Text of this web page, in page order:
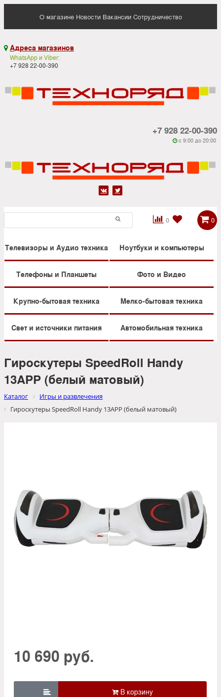
О магазине Новости Вакансии Сотрудничество
 Адреса магазинов
WhatsApp и Viber:
+7 928 22-00-390
+7 928 22-00-390
 c 9:00 до 20:00
 
0

 0
Телевизоры и Аудио техника Ноутбуки и компьютеры
Телефоны и Планшеты Фото и Видео
Крупно-бытовая техника Мелко-бытовая техника
Свет и источники питания Автомобильная техника
Гироскутеры SpeedRoll Handy
13APP (белый матовый)
Каталог
Игры и развлечения
Гироскутеры SpeedRoll Handy 13APP (белый матовый)
10 690 руб.
